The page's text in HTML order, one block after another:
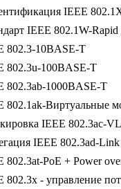
IEEE
IEEE 802.1W-Rapid
802.3-10BASE-T
802.3u-100BASE-T
802.3ab-1000BASE-T
802.1ak-Виртуальные
IEEE 802.3ac-
IEEE 802.3ad-Link
802.3at-PoE + Power
802.3x - управление